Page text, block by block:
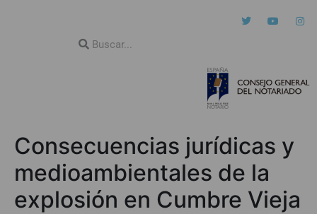
Consecuencias jurídicas y
medioambientales de la
explosión en Cumbre Vieja